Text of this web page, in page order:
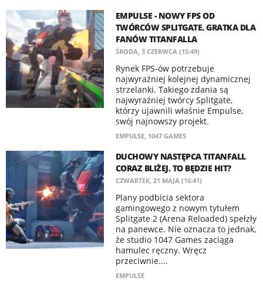
EMPULSE - NOWY FPS OD
TWÓRCÓW SPLITGATE. GRATKA DLA
FANÓW TITANFALLA
ŚRODA, 3 CZERWCA (15:49)
Rynek FPS-ów potrzebuje
najwyraźniej kolejnej dynamicznej
strzelanki. Takiego zdania są
najwyraźniej twórcy Splitgate,
którzy ujawnili właśnie Empulse,
swój najnowszy projekt.
EMPULSE, 1047 GAMES
DUCHOWY NASTĘPCA TITANFALL
CORAZ BLIŻEJ. TO BĘDZIE HIT?
CZWARTEK, 21 MAJA (16:41)
Plany podbicia sektora
gamingowego z nowym tytułem
Splitgate 2 (Arena Reloaded) spełzły
na panewce. Nie oznacza to jednak,
że studio 1047 Games zaciąga
hamulec ręczny. Wręcz
przeciwnie....
EMPULSE